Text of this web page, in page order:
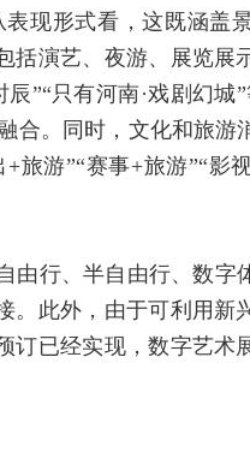
现形式看，这既涵盖
括演艺、夜游、展览展
”“只有河南·戏剧幻城
合。同时，文化和旅游
旅游”“赛事+旅游”“影
由行、半自由行、数字
。此外，由于可利用新
订已经实现，数字艺术